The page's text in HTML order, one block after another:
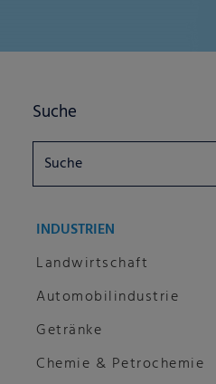
Suche
INDUSTRIEN
Landwirtschaft
Automobilindustrie
Getränke
Chemie & Petrochemie